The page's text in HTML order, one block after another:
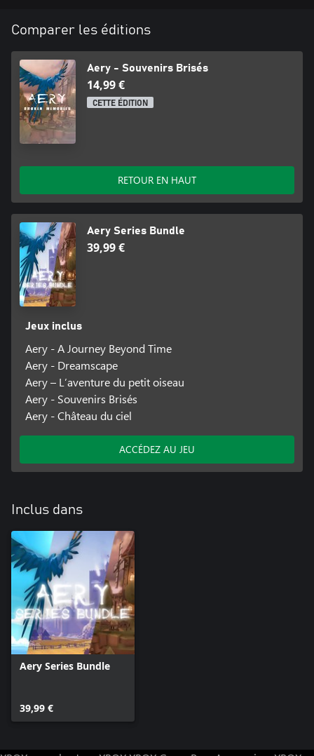
Comparer les éditions
Aery - Souvenirs Brisés
14,99 €
CETTE ÉDITION
RETOUR EN HAUT
Aery Series Bundle
39,99 €
Jeux inclus
Aery - A Journey Beyond Time
Aery - Dreamscape
Aery – L’aventure du petit oiseau
Aery - Souvenirs Brisés
Aery - Château du ciel
ACCÉDEZ AU JEU
Inclus dans
Aery Series Bundle
39,99 €